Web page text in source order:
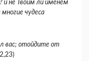
и не Твоим ли именем
чудеса
вас; отой­дите от